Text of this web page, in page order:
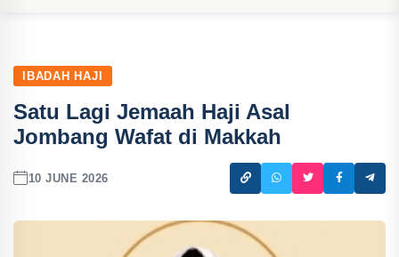
IBADAH HAJI
Satu Lagi Jemaah Haji Asal
Jombang Wafat di Makkah
10 JUNE 2026